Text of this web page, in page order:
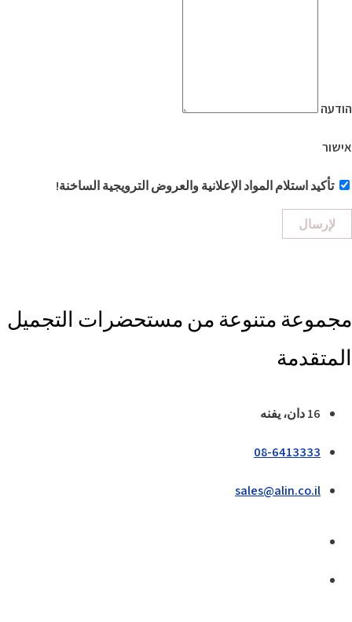
הודעה
אישור
تأكيد استلام المواد الإعلانية والعروض الترويجية الساخنة!
لإرسال
مجموعة متنوعة من مستحضرات التجميل
المتقدمة
16 دان، يفنه
08-6413333
sales@alin.co.il